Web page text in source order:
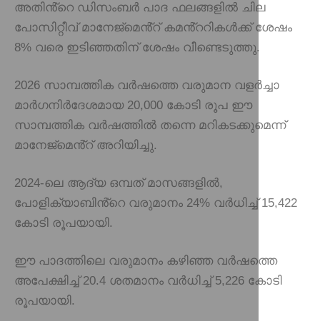
അതിൻ്റെ ഡിസംബർ പാദ ഫലങ്ങളിൽ ചില
പോസിറ്റീവ് മാനേജ്‌മെൻ്റ് കമൻ്ററികൾക്ക് ശേഷം
8% വരെ ഇടിഞ്ഞതിന് ശേഷം വീണ്ടെടുത്തു.
2026 സാമ്പത്തിക വർഷത്തെ വരുമാന വളർച്ചാ
മാർഗനിർദേശമായ 20,000 കോടി രൂപ ഈ
സാമ്പത്തിക വർഷത്തിൽ തന്നെ മറികടക്കുമെന്ന്
മാനേജ്‌മെൻ്റ് അറിയിച്ചു.
2024-ലെ ആദ്യ ഒമ്പത് മാസങ്ങളിൽ,
പോളിക്യാബിൻ്റെ വരുമാനം 24% വർധിച്ച് 15,422
കോടി രൂപയായി.
ഈ പാദത്തിലെ വരുമാനം കഴിഞ്ഞ വർഷത്തെ
അപേക്ഷിച്ച് 20.4 ശതമാനം വർധിച്ച് 5,226 കോടി
രൂപയായി.